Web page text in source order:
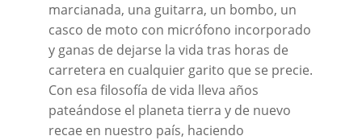
marcianada, una guitarra, un bombo, un
casco de moto con micrófono incorporado
y ganas de dejarse la vida tras horas de
carretera en cualquier garito que se precie.
Con esa filosofía de vida lleva años
pateándose el planeta tierra y de nuevo
recae en nuestro país, haciendo